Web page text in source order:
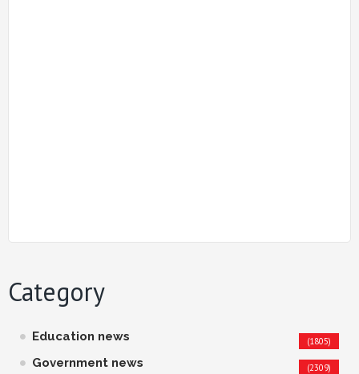
Category
Education news (1805)
Government news (2309)